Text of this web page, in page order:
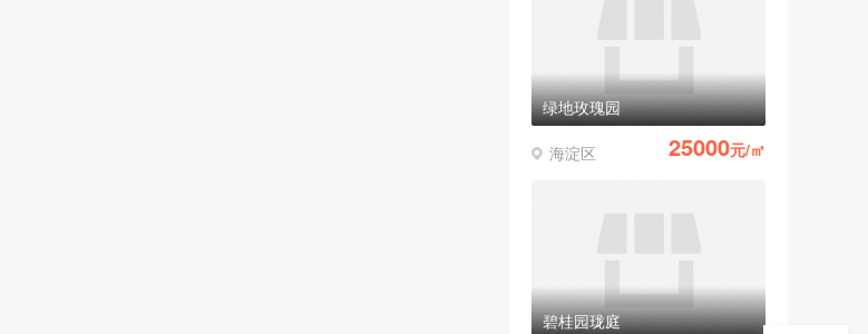
绿地玫瑰园
海淀区 25000元/㎡
碧桂园珑庭